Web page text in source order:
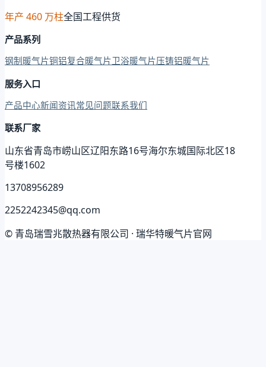
年产 460 万柱全国工程供货
产品系列
钢制暖气片铜铝复合暖气片卫浴暖气片压铸铝暖气片
服务入口
产品中心新闻资讯常见问题联系我们
联系厂家
山东省青岛市崂山区辽阳东路16号海尔东城国际北区18
号楼1602
13708956289
2252242345@qq.com
© 青岛瑞雪兆散热器有限公司 · 瑞华特暖气片官网